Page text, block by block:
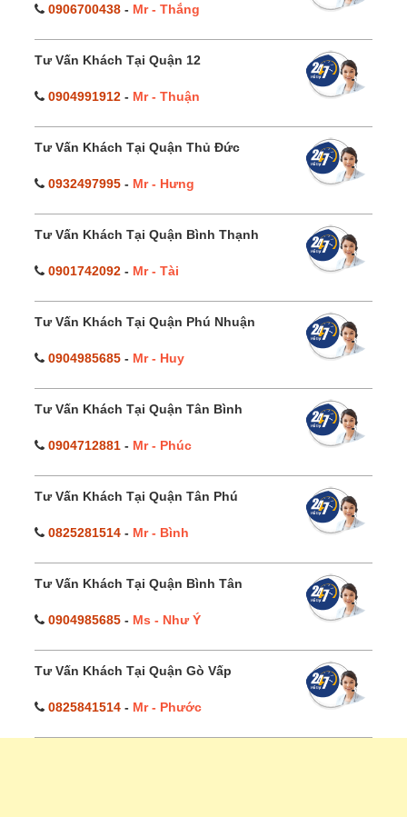
0906700438 - Mr - Thắng
Tư Vấn Khách Tại Quận 12
0904991912 - Mr - Thuận
Tư Vấn Khách Tại Quận Thủ Đức
0932497995 - Mr - Hưng
Tư Vấn Khách Tại Quận Bình Thạnh
0901742092 - Mr - Tài
Tư Vấn Khách Tại Quận Phú Nhuận
0904985685 - Mr - Huy
Tư Vấn Khách Tại Quận Tân Bình
0904712881 - Mr - Phúc
Tư Vấn Khách Tại Quận Tân Phú
0825281514 - Mr - Bình
Tư Vấn Khách Tại Quận Bình Tân
0904985685 - Ms - Như Ý
Tư Vấn Khách Tại Quận Gò Vấp
0825841514 - Mr - Phước